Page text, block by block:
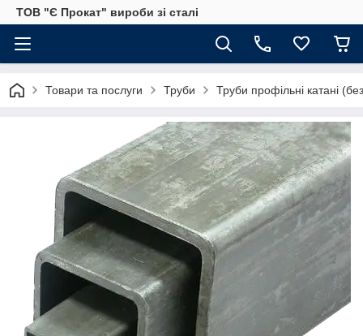
ТОВ "Є Прокат" вироби зі сталі
Товари та послуги Труби Труби профільні катані